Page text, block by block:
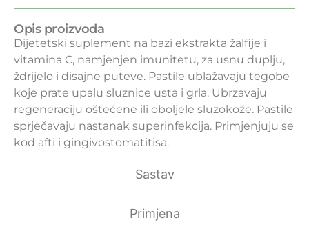
Sastav
Primjena
Opis proizvoda
Dijetetski suplement na bazi ekstrakta žalfije i
vitamina C, namjenjen imunitetu, za usnu duplju,
ždrijelo i disajne puteve. Pastile ublažavaju tegobe
koje prate upalu sluznice usta i grla. Ubrzavaju
regeneraciju oštećene ili oboljele sluzokože. Pastile
sprječavaju nastanak superinfekcija. Primjenjuju se
kod afti i gingivostomatitisa.